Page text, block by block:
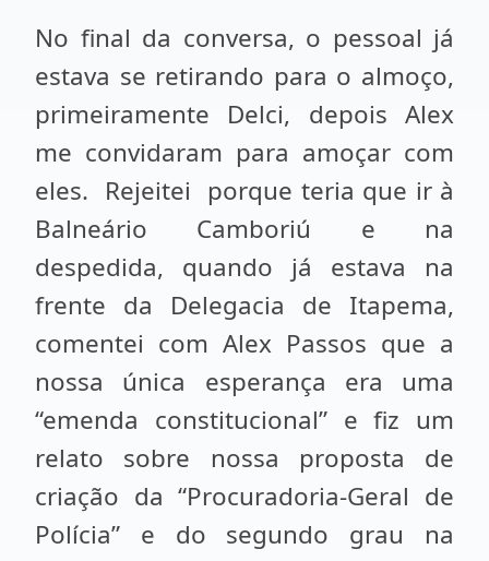
No final da conversa, o pessoal já
estava se retirando para o almoço,
primeiramente Delci, depois Alex
me convidaram para amoçar com
eles. Rejeitei porque teria que ir à
Balneário Camboriú e na
despedida, quando já estava na
frente da Delegacia de Itapema,
comentei com Alex Passos que a
nossa única esperança era uma
“emenda constitucional” e fiz um
relato sobre nossa proposta de
criação da “Procuradoria-Geral de
Polícia” e do segundo grau na